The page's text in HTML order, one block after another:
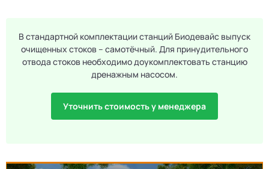
В стандартной комплектации станций Биодевайс выпуск
очищенных стоков – самотёчный. Для принудительного
отвода стоков необходимо доукомплектовать станцию
дренажным насосом.
Уточнить стоимость у менеджера